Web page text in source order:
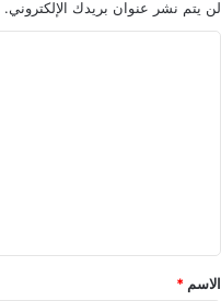
م
ر
لن يتم نشر عنوان بريدك الإلكتروني.
*
الاسم *